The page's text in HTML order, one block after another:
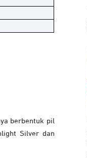
berbentuk pil
Silver dan